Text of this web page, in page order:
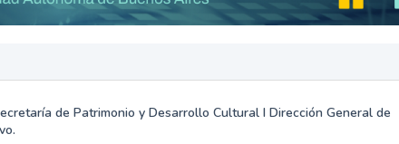
de Patrimonio y Desarrollo Cultural I Dirección General de